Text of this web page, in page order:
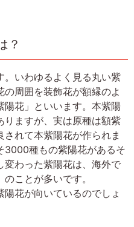
？
。いわゆるよく見る丸い紫
周囲を装飾花が額縁のよ
陽花」といいます。本紫陽
りますが、実は原種は額紫
れて本紫陽花が作られま
3000種もの紫陽花があるそ
変わった紫陽花は、海外で
ことが多いです。
花が向いているのでしょ